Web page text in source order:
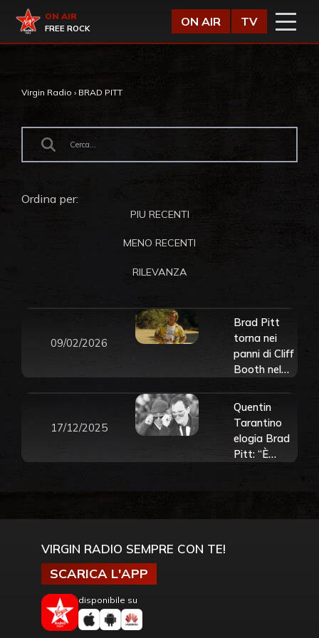
Virgin Radio
ON AIR
FREE ROCK
ON AIR TV
Virgin Radio › BRAD PITT
Ordina per:
PIU RECENTI
MENO RECENTI
RILEVANZA
09/02/2026
Brad Pitt
torna nei
panni di Cliff
Booth nel
“C’era Una
Volta a…
Hollywood”.
Guarda il
trailer
17/12/2025
Quentin
Tarantino
elogia Brad
Pitt: “È
superstar
VIRGIN RADIO SEMPRE CON TE!
SCARICA L'APP
disponibile su